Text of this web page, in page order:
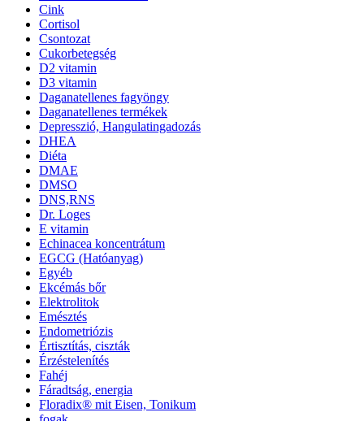
Cink
Cortisol
Csontozat
Cukorbetegség
D2 vitamin
D3 vitamin
Daganatellenes fagyöngy
Daganatellenes termékek
Depresszió, Hangulatingadozás
DHEA
Diéta
DMAE
DMSO
DNS,RNS
Dr. Loges
E vitamin
Echinacea koncentrátum
EGCG (Hatóanyag)
Egyéb
Ekcémás bőr
Elektrolitok
Emésztés
Endometriózis
Értisztítás, ciszták
Érzéstelenítés
Fahéj
Fáradtság, energia
Floradix® mit Eisen, Tonikum